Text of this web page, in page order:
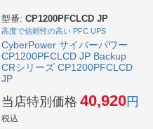
型番: CP1200PFCLCD JP
高度で信頼性の高い PFC UPS
CyberPower サイバーパワー
CP1200PFCLCD JP Backup
CRシリーズ CP1200PFCLCD
JP
当店特別価格 40,920
税込